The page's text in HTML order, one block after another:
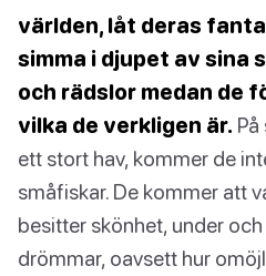
världen, låt deras
simma i djupet av
och rädslor medan de
vilka de verkligen är.
ett stort hav, kommer de
småfiskar. De kommer att
besitter skönhet, under
drömmar, oavsett hur